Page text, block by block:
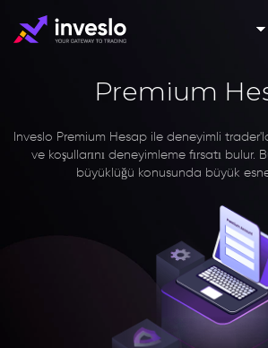
Premium
Inveslo Premium Hesap ile deneyimli
ve koşullarını deneyimleme fırsatı bulur.
büyüklüğü konusunda büyük